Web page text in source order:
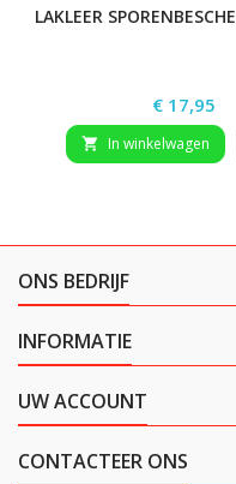
LAKLEER
Prijs
€ 17,95
 In winkelwagen
ONS BEDRIJF
INFORMATIE
UW ACCOUNT
CONTACTEER ONS